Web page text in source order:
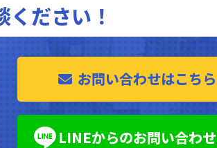
ださい！
お問い合わせはこちら
LINEからのお問い合わせ